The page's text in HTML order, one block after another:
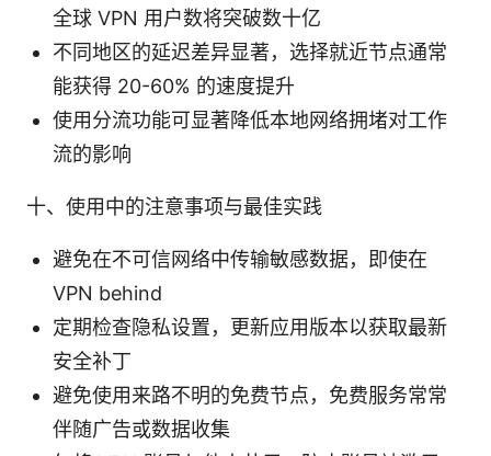
全球 VPN 用户数将突破数十亿
不同地区的延迟差异显著，选择就近节点通常
能获得 20-60% 的速度提升
使用分流功能可显著降低本地网络拥堵对工作
流的影响
十、使用中的注意事项与最佳实践
避免在不可信网络中传输敏感数据，即使在
VPN behind
定期检查隐私设置，更新应用版本以获取最新
安全补丁
避免使用来路不明的免费节点，免费服务常常
伴随广告或数据收集